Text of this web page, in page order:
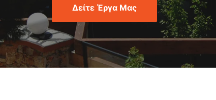
Δείτε Έργα Μας